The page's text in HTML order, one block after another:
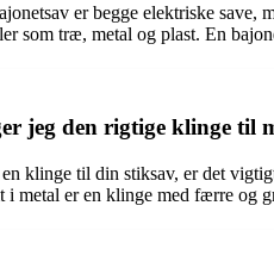
er begge elektriske
som træ, metal og plast. En
jeg den rigtige klinge til
klinge til din stiksav, er det
metal er en klinge med færre og